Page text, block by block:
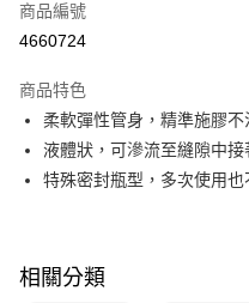
信用卡分期付款
合作金庫商業銀行
華南商業銀行
上海商業儲蓄銀行
國泰世華商業銀行
元大商業銀行
超商取貨付款
LINE Pay
悠遊付
商品編號
4660724
商品特色
柔軟彈性管身，精準施膠不
液體狀，可滲流至縫隙中接
特殊密封瓶型，多次使用也
相關分類